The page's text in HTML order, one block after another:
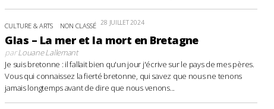
CULTURE & ARTS NON CLASSÉ 28 JUILLET 2024
Glas – La mer et la mort en Bretagne
parLouane Lallemant
Je suis bretonne : il fallait bien qu'un jour j'écrive sur le pays de mes pères.
Vous qui connaissez la fierté bretonne, qui savez que nous ne tenons
jamais longtemps avant de dire que nous venons...